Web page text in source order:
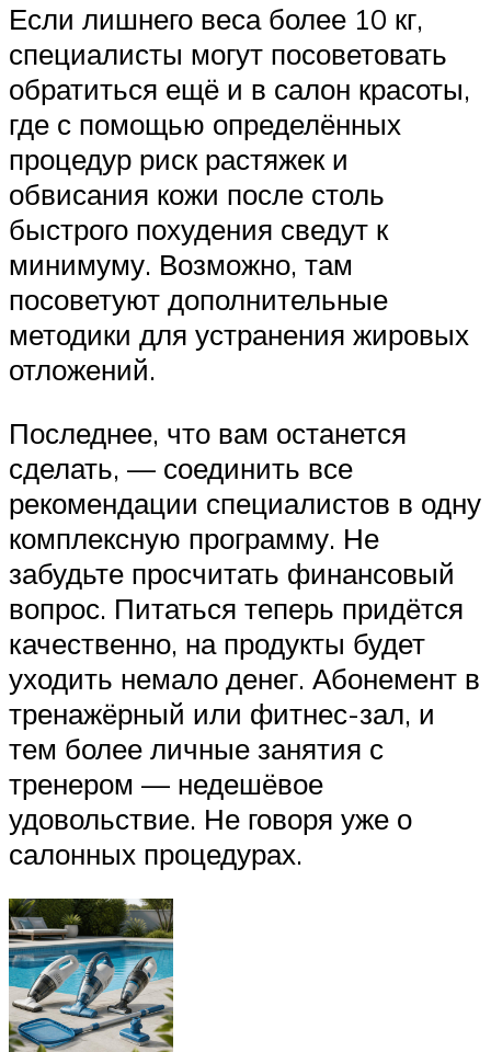
Если лишнего веса более 10 кг,
специалисты могут посоветовать
обратиться ещё и в салон красоты,
где с помощью определённых
процедур риск растяжек и
обвисания кожи после столь
быстрого похудения сведут к
минимуму. Возможно, там
посоветуют дополнительные
методики для устранения жировых
отложений.
Последнее, что вам останется
сделать, — соединить все
рекомендации специалистов в одну
комплексную программу. Не
забудьте просчитать финансовый
вопрос. Питаться теперь придётся
качественно, на продукты будет
уходить немало денег. Абонемент в
тренажёрный или фитнес-зал, и
тем более личные занятия с
тренером — недешёвое
удовольствие. Не говоря уже о
салонных процедурах.